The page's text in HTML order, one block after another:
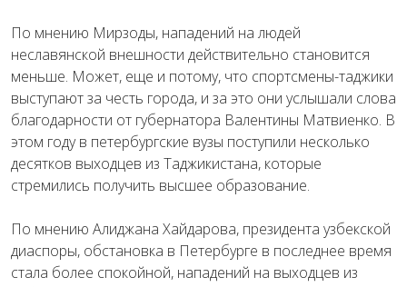
По мнению Мирзоды, нападений на людей
неславянской внешности действительно становится
меньше. Может, еще и потому, что спортсмены-таджики
выступают за честь города, и за это они услышали слова
благодарности от губернатора Валентины Матвиенко. В
этом году в петербургские вузы поступили несколько
десятков выходцев из Таджикистана, которые
стремились получить высшее образование.
По мнению Алиджана Хайдарова, президента узбекской
диаспоры, обстановка в Петербурге в последнее время
стала более спокойной, нападений на выходцев из